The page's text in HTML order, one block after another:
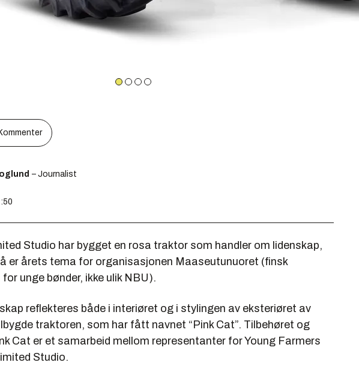
– Journalist
Studio har bygget en rosa traktor som handler om lidenskap,
er årets tema for organisasjonen Maaseutunuoret (finsk
unge bønder, ikke ulik NBU).
reflekteres både i interiøret og i stylingen av eksteriøret av
traktoren, som har fått navnet “Pink Cat”. Tilbehøret og
Cat er et samarbeid mellom representanter for Young Farmers
Studio.